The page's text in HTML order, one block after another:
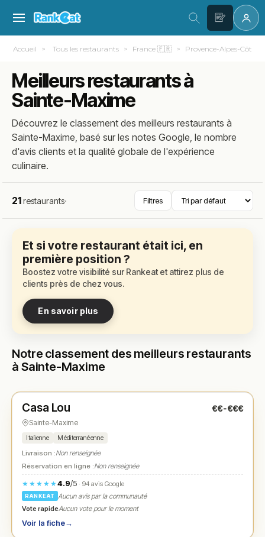
Accueil Tous les restaurants France 🇫🇷 Provence-Alpes-Côte
Meilleurs restaurants à
Sainte-Maxime
Découvrez le classement des meilleurs restaurants à
Sainte-Maxime, basé sur les notes Google, le nombre
d'avis clients et la qualité globale de l'expérience
culinaire.
21restaurants· Filtres
Et si votre restaurant était ici, en
première position ?
Boostez votre visibilité sur Rankeat et attirez plus de
clients près de chez vous.
En savoir plus
Notre classement des meilleurs restaurants
à Sainte-Maxime
★ N° 1
Casa Lou €€-€€€
Sainte-Maxime
Italienne Méditerranéenne
Livraison :Non renseignée
Réservation en ligne :Non renseignée
★★★★★4.9/5· 94 avis Google
RANKEAT
Aucun avis par la communauté
Vote rapideAucun vote pour le moment
Voir la fiche→